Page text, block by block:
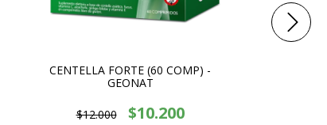
CENTELLA FORTE (60 COMP) -
GEONAT
$12.000 $10.200